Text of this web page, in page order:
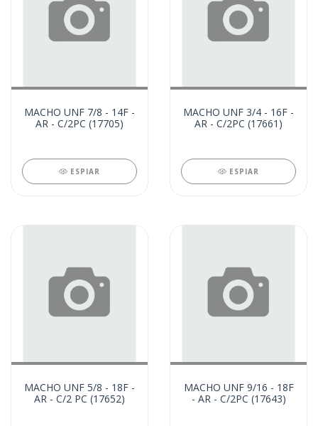
MACHO UNF 7/8 - 14F -
AR - C/2PC (17705)
ESPIAR
MACHO UNF 3/4 - 16F -
AR - C/2PC (17661)
ESPIAR
MACHO UNF 5/8 - 18F -
AR - C/2 PC (17652)
MACHO UNF 9/16 - 18F
- AR - C/2PC (17643)